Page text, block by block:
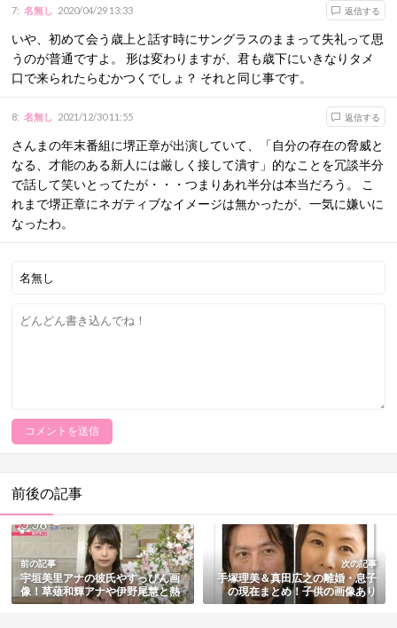
7: 名無し 2020/04/29 13:33 返信する
いや、初めて会う歳上と話す時にサングラスのままって失礼って思
うのが普通ですよ。 形は変わりますが、君も歳下にいきなりタメ
口で来られたらむかつくでしょ？ それと同じ事です。
8: 名無し 2021/12/30 11:55 返信する
さんまの年末番組に堺正章が出演していて、「自分の存在の脅威と
なる、才能のある新人には厳しく接して潰す」的なことを冗談半分
で話して笑いとってたが・・・つまりあれ半分は本当だろう。 こ
れまで堺正章にネガティブなイメージは無かったが、一気に嫌いに
なったわ。
前後の記事
前の記事
宇垣美里アナの彼氏やすっぴん画
像！草薙和輝アナや伊野尾慧と熱
愛報道
次の記事
手塚理美＆真田広之の離婚・息子
の現在まとめ！子供の画像あり
【葉月里緒奈と浮気】